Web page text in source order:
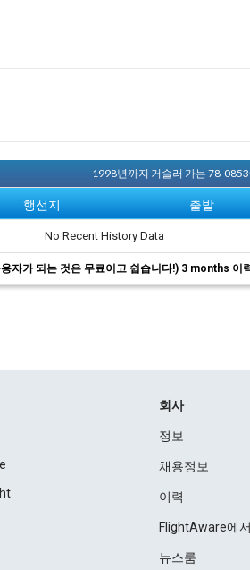
1998년까지 거슬러 가는 78-
행선지 출발
No Recent History Data
자가 되는 것은 무료이고 쉽습니다!) 3 months 이
회사
정보
채용정보
이력
FlightAware에
뉴스룸